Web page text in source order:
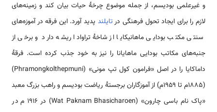
و غیرعلمی بودیسم، از جمله موضوع چرخهٔ حیات بیان کند و زمینه‌های
لازم را برای ایجاد تحول فرهنگی درتایلند پدید آورد. این فرقه در آموزه‌های
سنتی مکتب بودایی ماهانیکایا از شاخهٔ تراوادا ریشه دارد و برخی از
جنبه‌های مکاتب بودایی ماهایانا را نیز به خود جذب کرده است. فرقهٔ
داماکایا را در اصل «فرامون کول تپ مونی» (Phramongkolthepmuni)
(۱۸۸۵م تا ۱۹۵۹م) از آموزگاران برجستهٔ ریاضت بودیسم و راهب بزرگ معبد
«پاک نام باسی چارون» (Wat Paknam Bhasicharoen) در ۱۹۱۶ م در